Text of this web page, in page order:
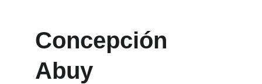
Concepción
Abuy